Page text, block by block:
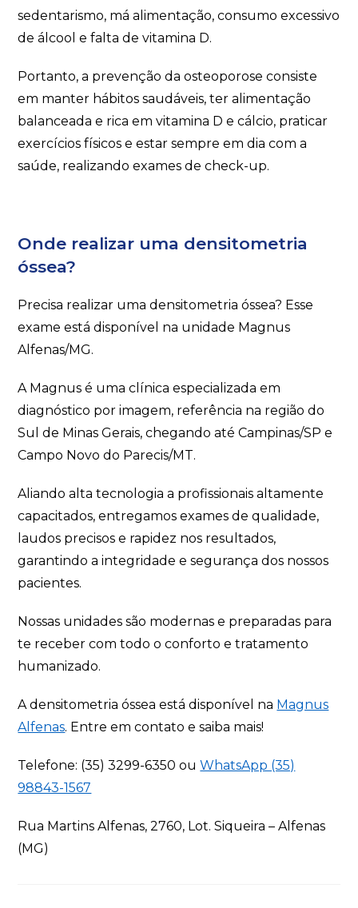
sedentarismo, má alimentação, consumo excessivo
de álcool e falta de vitamina D.
Portanto, a prevenção da osteoporose consiste
em manter hábitos saudáveis, ter alimentação
balanceada e rica em vitamina D e cálcio, praticar
exercícios físicos e estar sempre em dia com a
saúde, realizando exames de check-up.
Onde realizar uma densitometria
óssea?
Precisa realizar uma densitometria óssea? Esse
exame está disponível na unidade Magnus
Alfenas/MG.
A Magnus é uma clínica especializada em
diagnóstico por imagem, referência na região do
Sul de Minas Gerais, chegando até Campinas/SP e
Campo Novo do Parecis/MT.
Aliando alta tecnologia a profissionais altamente
capacitados, entregamos exames de qualidade,
laudos precisos e rapidez nos resultados,
garantindo a integridade e segurança dos nossos
pacientes.
Nossas unidades são modernas e preparadas para
te receber com todo o conforto e tratamento
humanizado.
A densitometria óssea está disponível na Magnus
Alfenas. Entre em contato e saiba mais!
Telefone: (35) 3299-6350 ouWhatsApp (35)
98843-1567
Rua Martins Alfenas, 2760, Lot. Siqueira – Alfenas
(MG)